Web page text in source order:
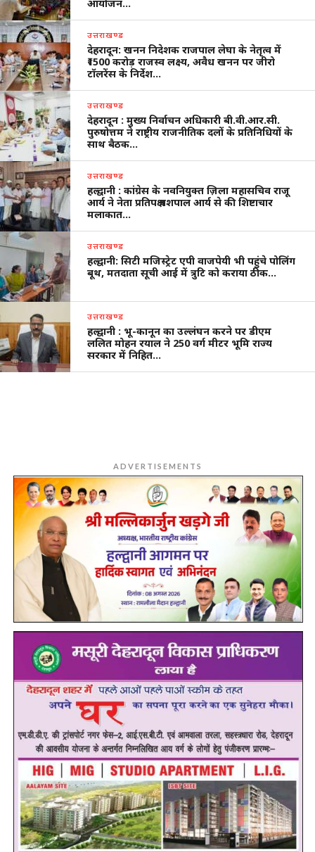
आयोजन…
उत्तराखण्ड
देहरादून: खनन निदेशक राजपाल लेघा के नेतृत्व में
₹1500 करोड़ राजस्व लक्ष्य, अवैध खनन पर जीरो
टॉलरेंस के निर्देश…
उत्तराखण्ड
देहरादून : मुख्य निर्वाचन अधिकारी बी.वी.आर.सी.
पुरुषोत्तम ने राष्ट्रीय राजनीतिक दलों के प्रतिनिधियों के
साथ बैठक…
उत्तराखण्ड
हल्द्वानी : कांग्रेस के नवनियुक्त ज़िला महासचिव राजू
आर्य ने नेता प्रतिपक्ष यशपाल आर्य से की शिष्टाचार
मलाकात…
उत्तराखण्ड
हल्द्वानी: सिटी मजिस्ट्रेट एपी वाजपेयी भी पहुंचे पोलिंग
बूथ, मतदाता सूची आई में त्रुटि को कराया ठीक…
उत्तराखण्ड
हल्द्वानी : भू-कानून का उल्लंघन करने पर डीएम
ललित मोहन रयाल ने 250 वर्ग मीटर भूमि राज्य
सरकार में निहित…
ADVERTISEMENTS